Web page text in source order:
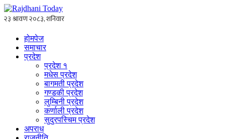
होमपेज
समाचार
प्रदेश
प्रदेश १
मधेस प्रदेश
बागमती प्रदेश
गण्डकी प्रदेश
लुम्बिनी प्रदेश
कर्णाली प्रदेश
सुदुरपस्चिम प्रदेश
अपराध